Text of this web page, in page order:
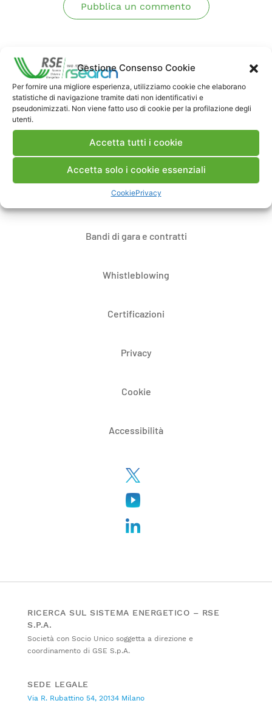
Gestione Consenso Cookie
Per fornire una migliore esperienza, utilizziamo cookie che elaborano
statistiche di navigazione tramite dati non identificativi e
pseudonimizzati. Non viene fatto uso di cookie per la profilazione degli
utenti.
Accetta tutti i cookie
Accetta solo i cookie essenziali
CookiePrivacy
Pubblica un commento
Note Legali
Dove siamo
Bandi di gara e contratti
Whistleblowing
Certificazioni
Privacy
Cookie
Accessibilità
RICERCA SUL SISTEMA ENERGETICO – RSE
S.P.A.
Società con Socio Unico soggetta a direzione e
coordinamento di GSE S.p.A.
SEDE LEGALE
Via R. Rubattino 54, 20134 Milano